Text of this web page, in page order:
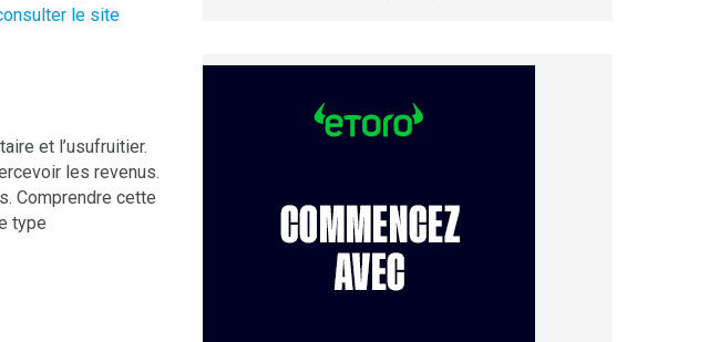
le site
et l’usufruitier.
les revenus.
Comprendre cette
type